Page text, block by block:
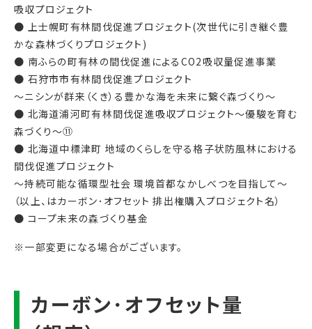
吸収プロジェクト
● 上士幌町有林間伐促進プロジェクト(次世代に引き継ぐ豊
かな森林づくりプロジェクト)
● 南ふらの町有林の間伐促進によるCO2吸収量促進事業
● 石狩市市有林間伐促進プロジェクト
～ニシンが群来（くき）る豊かな海を未来に繋ぐ森づくり～
● 北海道浦河町有林間伐促進吸収プロジェクト～優駿を育む
森づくり～⑪
● 北海道中標津町 地域のくらしを守る格子状防風林における
間伐促進プロジェクト
～持続可能な循環型社会 環境首都なかしべつを目指して～
（以上、はカーボン･オフセット 排出権購入プロジェクト名）
● コープ未来の森づくり基金
※一部変更になる場合がございます。